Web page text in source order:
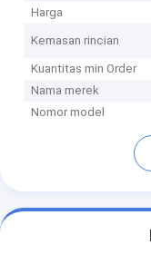
Harga
Kemasan rincian
Kuantitas min Order
Nama merek
Nomor model